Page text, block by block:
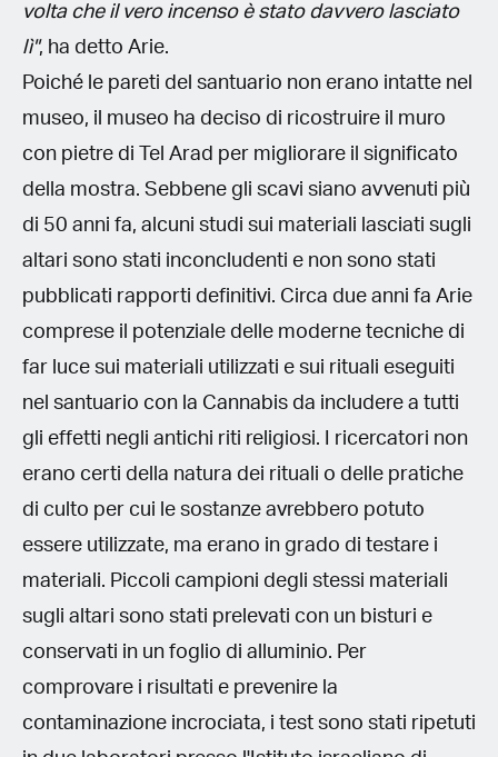
volta che il vero incenso è stato davvero lasciato
lì", ha detto Arie.
Poiché le pareti del santuario non erano intatte nel
museo, il museo ha deciso di ricostruire il muro
con pietre di Tel Arad per migliorare il significato
della mostra. Sebbene gli scavi siano avvenuti più
di 50 anni fa, alcuni studi sui materiali lasciati sugli
altari sono stati inconcludenti e non sono stati
pubblicati rapporti definitivi. Circa due anni fa Arie
comprese il potenziale delle moderne tecniche di
far luce sui materiali utilizzati e sui rituali eseguiti
nel santuario con la Cannabis da includere a tutti
gli effetti negli antichi riti religiosi. I ricercatori non
erano certi della natura dei rituali o delle pratiche
di culto per cui le sostanze avrebbero potuto
essere utilizzate, ma erano in grado di testare i
materiali. Piccoli campioni degli stessi materiali
sugli altari sono stati prelevati con un bisturi e
conservati in un foglio di alluminio. Per
comprovare i risultati e prevenire la
contaminazione incrociata, i test sono stati ripetuti